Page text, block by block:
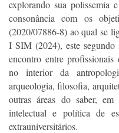
explorando sua polissemia
consonância com os
(2020/07886-8) ao qual se
I SIM (2024), este segundo
encontro entre profissionais
no interior da
arqueologia, filosofia,
outras áreas do saber, em
intelectual e política de
extrauniversitários.